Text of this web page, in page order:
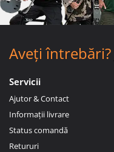
Aveți întrebări?
Servicii
Ajutor & Contact
Informații livrare
Status comandă
Retururi